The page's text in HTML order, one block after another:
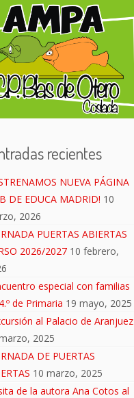
recientes
NUEVA PÁGINA
DE EDUCA MADRID! 10
2026
PUERTAS ABIERTAS
2026/2027 10 febrero,
especial con familias
de Primaria 19 mayo, 2025
al Palacio de Aranjuez
2025
DE PUERTAS
10 marzo, 2025
de la autora Ana Cotos al